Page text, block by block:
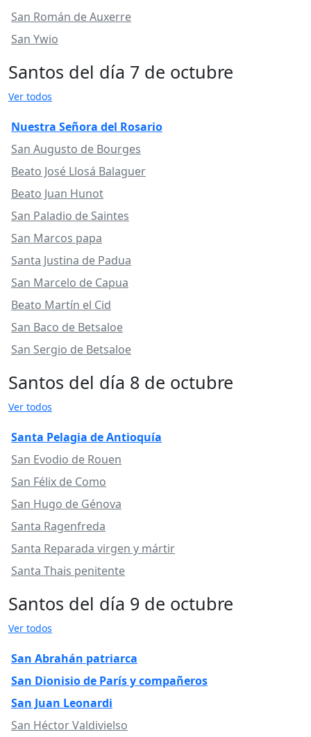
San Román de Auxerre
San Ywio
Santos del día 7 de octubre
Ver todos
Nuestra Señora del Rosario
San Augusto de Bourges
Beato José Llosá Balaguer
Beato Juan Hunot
San Paladio de Saintes
San Marcos papa
Santa Justina de Padua
San Marcelo de Capua
Beato Martín el Cid
San Baco de Betsaloe
San Sergio de Betsaloe
Santos del día 8 de octubre
Ver todos
Santa Pelagia de Antioquía
San Evodio de Rouen
San Félix de Como
San Hugo de Génova
Santa Ragenfreda
Santa Reparada virgen y mártir
Santa Thais penitente
Santos del día 9 de octubre
Ver todos
San Abrahán patriarca
San Dionisio de París y compañeros
San Juan Leonardi
San Héctor Valdivielso